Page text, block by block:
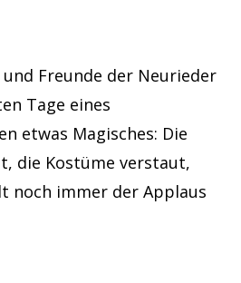
Freunde der Neurieder
Tage eines
etwas Magisches: Die
die Kostüme verstaut,
noch immer der Applaus